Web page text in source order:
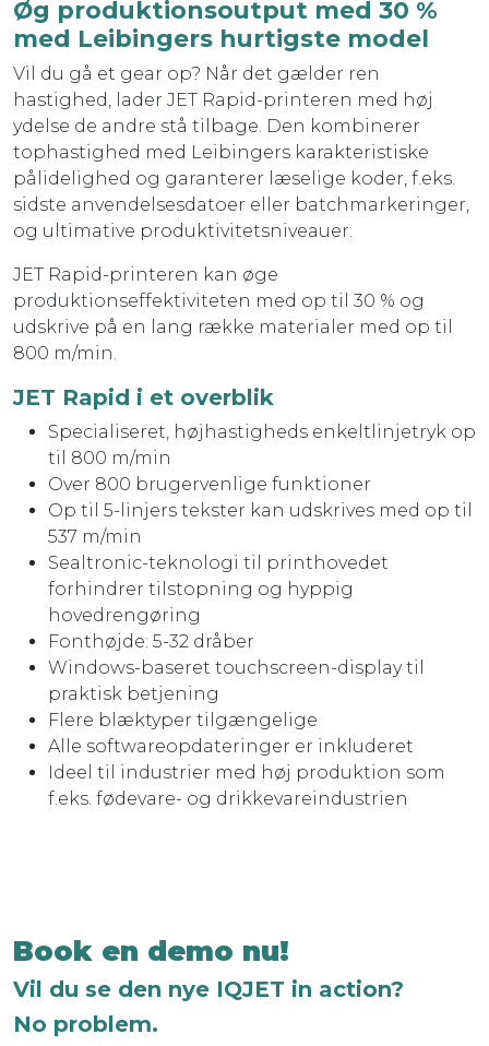
Øg produktionsoutput med 30 %
med Leibingers hurtigste model
Vil du gå et gear op? Når det gælder ren
hastighed, lader JET Rapid-printeren med høj
ydelse de andre stå tilbage. Den kombinerer
tophastighed med Leibingers karakteristiske
pålidelighed og garanterer læselige koder, f.eks.
sidste anvendelsesdatoer eller batchmarkeringer,
og ultimative produktivitetsniveauer.
JET Rapid-printeren kan øge
produktionseffektiviteten med op til 30 % og
udskrive på en lang række materialer med op til
800 m/min.
JET Rapid i et overblik
Specialiseret, højhastigheds enkeltlinjetryk op
til 800 m/min
Over 800 brugervenlige funktioner
Op til 5-linjers tekster kan udskrives med op til
537 m/min
Sealtronic-teknologi til printhovedet
forhindrer tilstopning og hyppig
hovedrengøring
Fonthøjde: 5-32 dråber
Windows-baseret touchscreen-display til
praktisk betjening
Flere blæktyper tilgængelige
Alle softwareopdateringer er inkluderet
Ideel til industrier med høj produktion som
f.eks. fødevare- og drikkevareindustrien
Book en demo nu!
Vil du se den nye IQJET in action?
No problem.